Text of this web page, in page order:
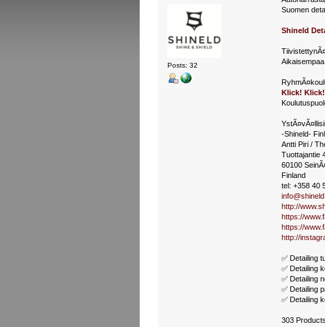
Posts: 32
Suomen
Shineld
Klick! Klick!
-Shineld-
Antti Piri /
Tuottajantie
60100
Finland
tel: +358 40
http://
https://
https://
http://
✅ Detailing
✅ Detailing
✅ Detailing
✅ Detailing
✅ Detailing
303